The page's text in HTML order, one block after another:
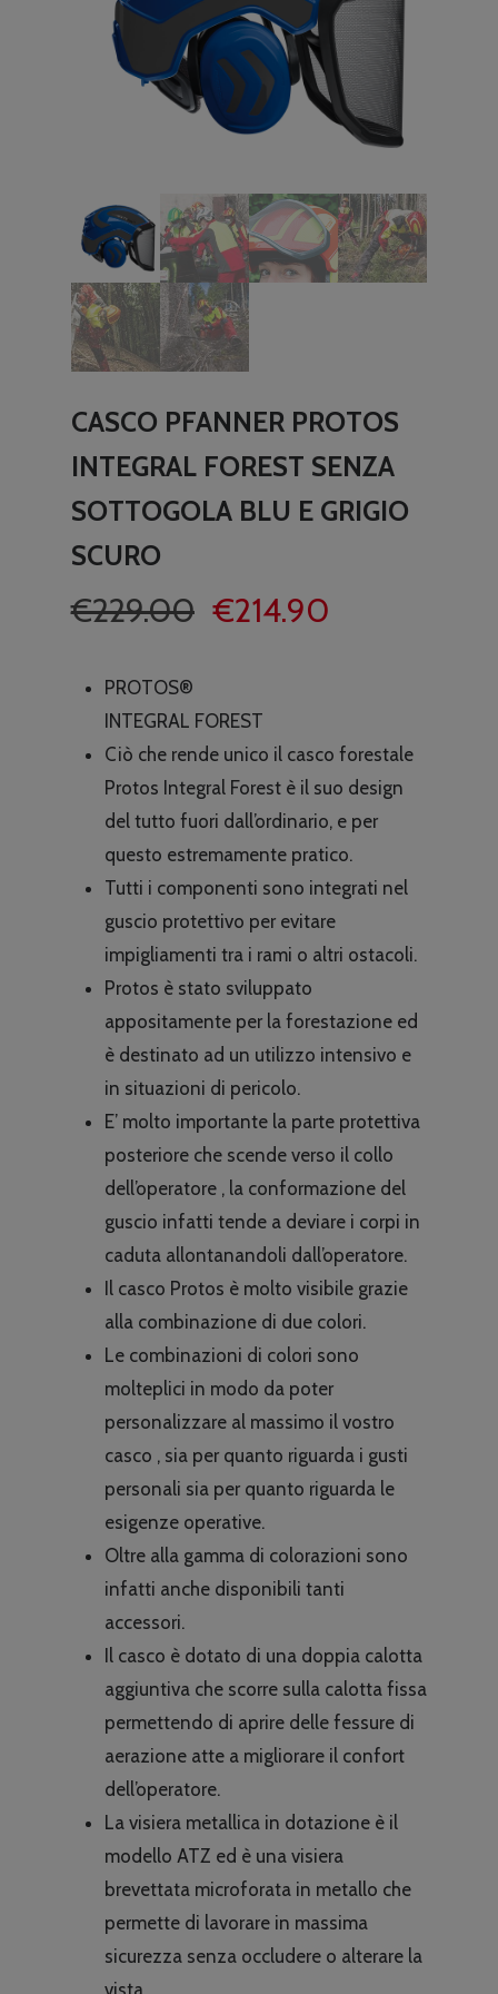
CASCO PFANNER PROTOS
INTEGRAL FOREST SENZA
SOTTOGOLA BLU E GRIGIO
SCURO
€229.00 Il
era:
€229.00.
€214.90
€214.90.
PROTOS®
INTEGRAL FOREST
Ciò che rende unico il casco forestale
Protos Integral Forest è il suo design
del tutto fuori dall’ordinario, e per
questo estremamente pratico.
Tutti i componenti sono integrati nel
guscio protettivo per evitare
impigliamenti tra i rami o altri ostacoli.
Protos è stato sviluppato
appositamente per la forestazione ed
è destinato ad un utilizzo intensivo e
in situazioni di pericolo.
E’ molto importante la parte protettiva
posteriore che scende verso il collo
dell’operatore , la conformazione del
guscio infatti tende a deviare i corpi in
caduta allontanandoli dall’operatore.
Il casco Protos è molto visibile grazie
alla combinazione di due colori.
Le combinazioni di colori sono
molteplici in modo da poter
personalizzare al massimo il vostro
casco , sia per quanto riguarda i gusti
personali sia per quanto riguarda le
esigenze operative.
Oltre alla gamma di colorazioni sono
infatti anche disponibili tanti
accessori.
Il casco è dotato di una doppia calotta
aggiuntiva che scorre sulla calotta fissa
permettendo di aprire delle fessure di
aerazione atte a migliorare il confort
dell’operatore.
La visiera metallica in dotazione è il
modello ATZ ed è una visiera
brevettata microforata in metallo che
permette di lavorare in massima
sicurezza senza occludere o alterare la
vista.